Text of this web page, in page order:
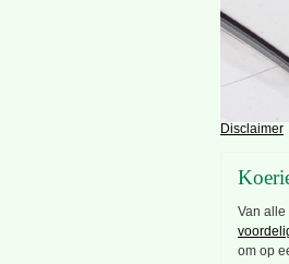
Disclaimer
Van alle
om op